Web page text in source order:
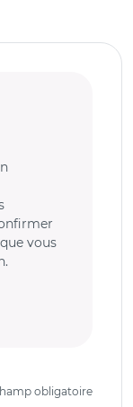
vous
obligatoire